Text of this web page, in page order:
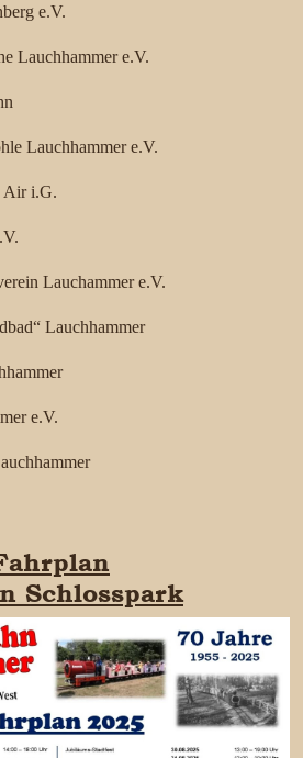
e.V.
Lauchhammer e.V.
Lauchhammer e.V.
Air i.G.
Lauchammer e.V.
Lauchhammer
e.V.
Schlosspark